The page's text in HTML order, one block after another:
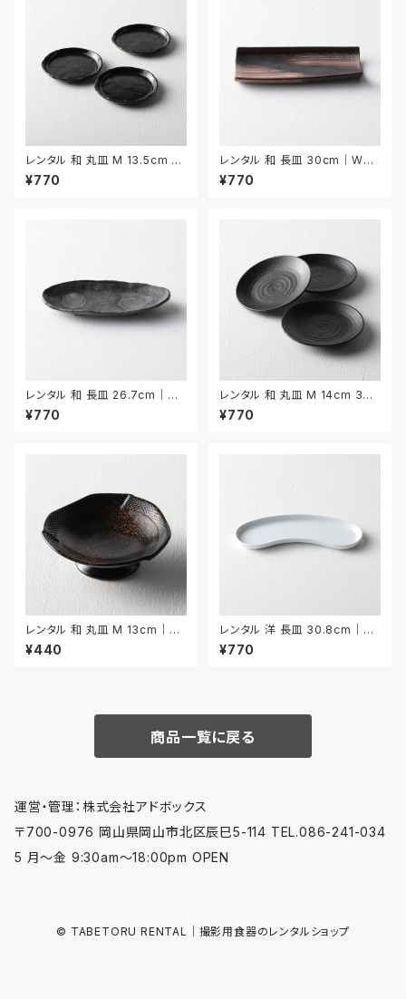
レンタル 和 丸皿 M 13.5cm 3
枚セット｜WMM032
¥770
レンタル 和 長皿 30cm｜WNA
006
¥770
レンタル 和 長皿 26.7cm｜W
NA030
¥770
レンタル 和 丸皿 M 14cm 3枚
セット｜WMM035
¥770
レンタル 和 丸皿 M 13cm｜W
MM041
¥440
レンタル 洋 長皿 30.8cm｜YN
A008
¥770
商品一覧に戻る
運営・管理：株式会社アドボックス
〒700-0976 岡山県岡山市北区辰巳5-114 TEL.086-241-034
5 月〜金 9:30am〜18:00pm OPEN
© TABETORU RENTAL｜撮影用食器のレンタルショップ